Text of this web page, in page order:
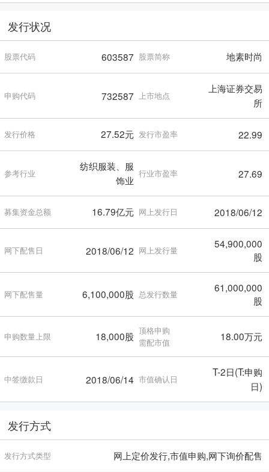
发行状况
股票代码 603587 股票简称 地素时尚
申购代码 732587 上市地点
上海证券交易
所
发行价格 27.52元 发行市盈率 22.99
参考行业
纺织服装、服
饰业
行业市盈率 27.69
募集资金总额 16.79亿元 网上发行日 2018/06/12
网下配售日 2018/06/12 网上发行量
54,900,000
股
网下配售量 6,100,000股 总发行数量
61,000,000
股
申购数量上限 18,000股 顶格申购
需配市值
18.00万元
中签缴款日 2018/06/14 市值确认日
T-2日(T:申购
日)
发行方式
发行方式类型 网上定价发行,市值申购,网下询价配售